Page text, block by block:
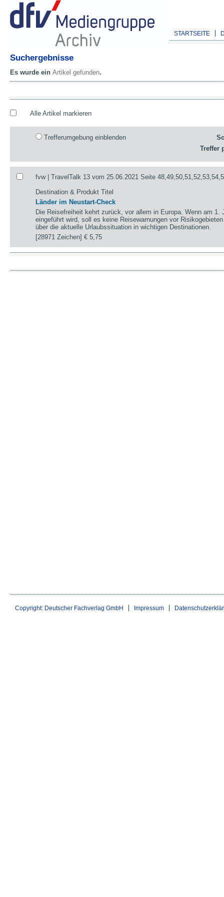
STARTSEITE
Suchergebnisse
Es wurde ein Artikel gefunden.
Alle Artikel markieren
Trefferumgebung einblenden
Treffer
fvw | TravelTalk 13 vom 25.06.2021 Seite
Destination & Produkt Titel
Länder im Neustart-Check
Die Reisefreiheit kehrt zurück, vor allem in Europa. Wenn am 1.
eingeführt wird, soll es keine Reisewarnungen vor
über die aktuelle Urlaubssituation in wichtigen Destinationen.
[28971 Zeichen]€ 5,75
Copyright: Deutscher Fachverlag GmbH Impressum